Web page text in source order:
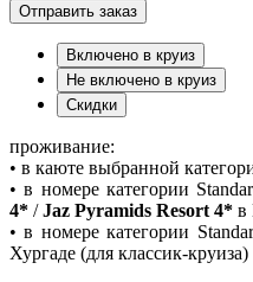
Отправить заказ
Включено в круиз
Не включено в круиз
Скидки
проживание:
• в каюте выбранной
• в номере категории
4* /Jaz Pyramids Resort 4* в
• в номере категории
Хургаде (для классик-круиза)